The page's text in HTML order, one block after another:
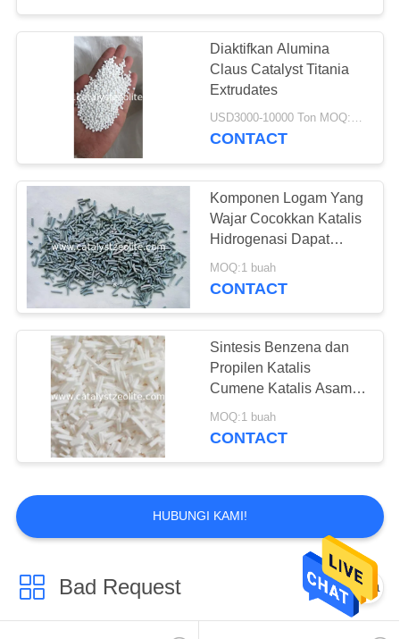
Dukungan Alumina
Catalyst
83
Catalyst Kustom
85
Diaktifkan Alumina
Claus Catalyst Titania
Extrudates
USD3000-10000 Ton MOQ:1 buah
CONTACT
Komponen Logam Yang
Wajar Cocokkan Katalis
Hidrogenasi Dapat
Diregenerasi
MOQ:1 buah
CONTACT
Sintesis Benzena dan
Propilen Katalis
Cumene Katalis Asam
Padat
MOQ:1 buah
CONTACT
HUBUNGI KAMI!
Bad Request Semua